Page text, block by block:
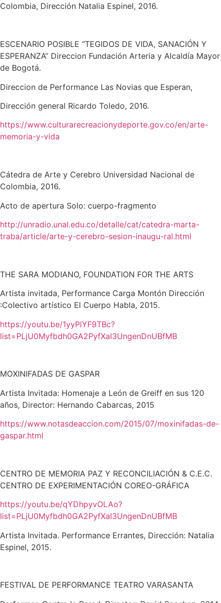
Colombia, Dirección Natalia Espinel, 2016.
ESCENARIO POSIBLE “TEGIDOS DE VIDA, SANACIÓN Y
ESPERANZA” Direccion Fundación Arteria y Alcaldía Mayor
de Bogotá.
Direccion de Performance Las Novias que Esperan,
Dirección general Ricardo Toledo, 2016.
https://www.culturarecreacionydeporte.gov.co/en/arte-
memoria-y-vida
Cátedra de Arte y Cerebro Universidad Nacional de
Colombia, 2016.
Acto de apertura Solo: cuerpo-fragmento
http://unradio.unal.edu.co/detalle/cat/catedra-marta-
traba/article/arte-y-cerebro-sesion-inaugu-ral.html
THE SARA MODIANO, FOUNDATION FOR THE ARTS
Artista invitada, Performance Carga Montón Dirección
:Colectivo artístico El Cuerpo Habla, 2015.
https://youtu.be/1yyPlYF9TBc?
list=PLjU0Myfbdh0GA2PyfXaI3UngenDnUBfMB
MOXINIFADAS DE GASPAR
Artista Invitada: Homenaje a León de Greiff en sus 120
años, Director: Hernando Cabarcas, 2015
https://www.notasdeaccion.com/2015/07/moxinifadas-de-
gaspar.html
CENTRO DE MEMORIA PAZ Y RECONCILIACIÓN & C.E.C.
CENTRO DE EXPERIMENTACIÓN COREO-GRÁFICA
https://youtu.be/qYDhpyvOLAo?
list=PLjU0Myfbdh0GA2PyfXaI3UngenDnUBfMB
Artista Invitada. Performance Errantes, Dirección: Natalia
Espinel, 2015.
FESTIVAL DE PERFORMANCE TEATRO VARASANTA